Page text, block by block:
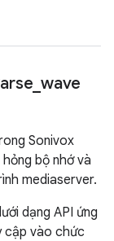
wave
Sonivox
bộ nhớ và
mediaserver.
dạng API ứng
cập vào chức